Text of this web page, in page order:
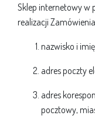
Sklep internetowy w
realizacji
nazwisko i
adres poczty
adres
pocztowy,